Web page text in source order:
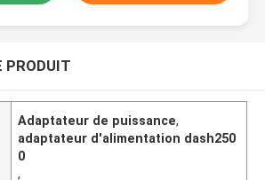
PRODUIT
Adaptateur de puissance,
adaptateur d'alimentation dash250
0
,